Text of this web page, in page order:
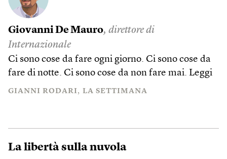
Giovanni De Mauro, direttore di
Internazionale
Ci sono cose da fare ogni giorno. Ci sono cose da
fare di notte. Ci sono cose da non fare mai. Leggi
GIANNI RODARI LA SETTIMANA
La libertà sulla nuvola